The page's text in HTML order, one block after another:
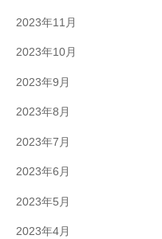
2023年11月
2023年10月
2023年9月
2023年8月
2023年7月
2023年6月
2023年5月
2023年4月